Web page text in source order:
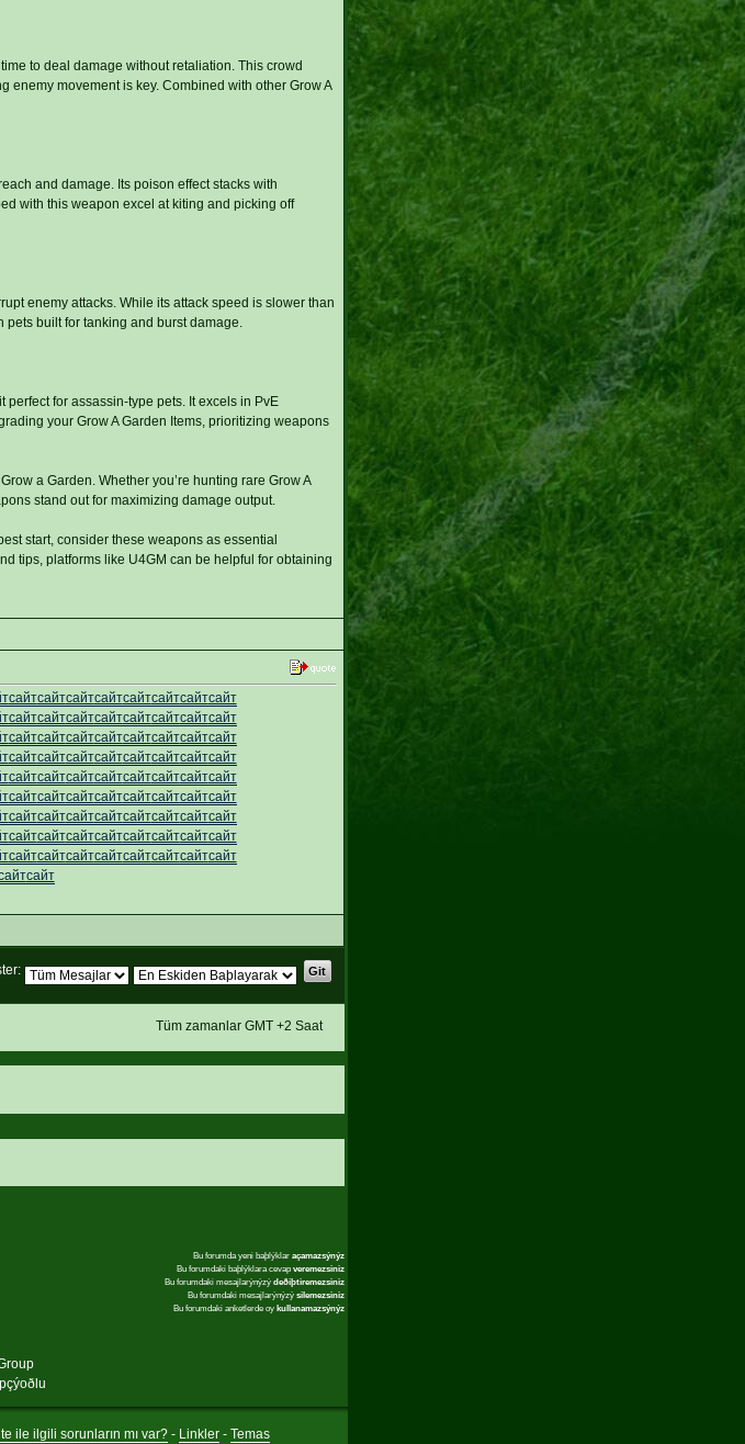
to deal damage without retaliation. This crowd
movement is key. Combined with other Grow A
and damage. Its poison effect stacks with
with this weapon excel at kiting and picking off
enemy attacks. While its attack speed is slower than
pets built for tanking and burst damage.
for assassin-type pets. It excels in PvE
your Grow A Garden Items, prioritizing weapons
a Garden. Whether you’re hunting rare Grow A
stand out for maximizing damage output.
start, consider these weapons as essential
tips, platforms like U4GM can be helpful for obtaining
сайтсайтсайтсайтсайтсайтсайтсайт
сайтсайтсайтсайтсайтсайтсайтсайт
сайтсайтсайтсайтсайтсайтсайтсайт
сайтсайтсайтсайтсайтсайтсайтсайт
сайтсайтсайтсайтсайтсайтсайтсайт
сайтсайтсайтсайтсайтсайтсайтсайт
сайтсайтсайтсайтсайтсайтсайтсайт
сайтсайтсайтсайтсайтсайтсайтсайт
сайтсайтсайтсайтсайтсайтсайтсайт
сайт
Tüm zamanlar GMT +2 Saat
Bu forumda yeni baþlýklar açamazsýnýz
Bu forumdaki baþlýklara cevap veremezsiniz
Bu forumdaki mesajlarýnýzý deðiþtiremezsiniz
Bu forumdaki mesajlarýnýzý silemezsiniz
Bu forumdaki anketlerde oy kullanamazsýnýz
ile ilgili sorunların mı var? - Linkler -Temas